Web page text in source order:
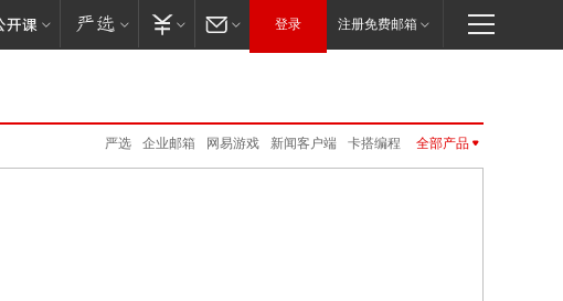
登录 注册免费邮箱
卡搭编程
新闻客户端
网易游戏
企业邮箱
严选
网易味央
公正邮
公开课
云音乐
免费邮
VIP邮箱
全部产品